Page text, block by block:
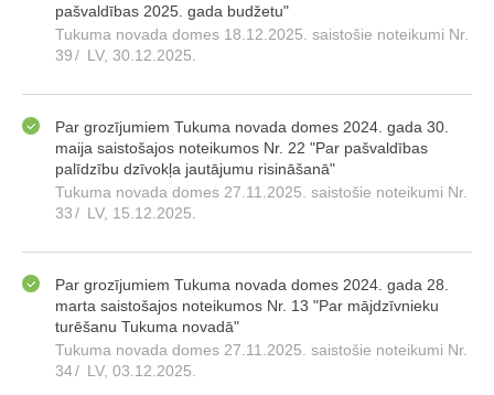
pašvaldības 2025. gada budžetu"
Tukuma novada domes 18.12.2025. saistošie noteikumi Nr.
39/ LV, 30.12.2025.
Par grozījumiem Tukuma novada domes 2024. gada 30.
maija saistošajos noteikumos Nr. 22 "Par pašvaldības
palīdzību dzīvokļa jautājumu risināšanā"
Tukuma novada domes 27.11.2025. saistošie noteikumi Nr.
33/ LV, 15.12.2025.
Par grozījumiem Tukuma novada domes 2024. gada 28.
marta saistošajos noteikumos Nr. 13 "Par mājdzīvnieku
turēšanu Tukuma novadā"
Tukuma novada domes 27.11.2025. saistošie noteikumi Nr.
34/ LV, 03.12.2025.